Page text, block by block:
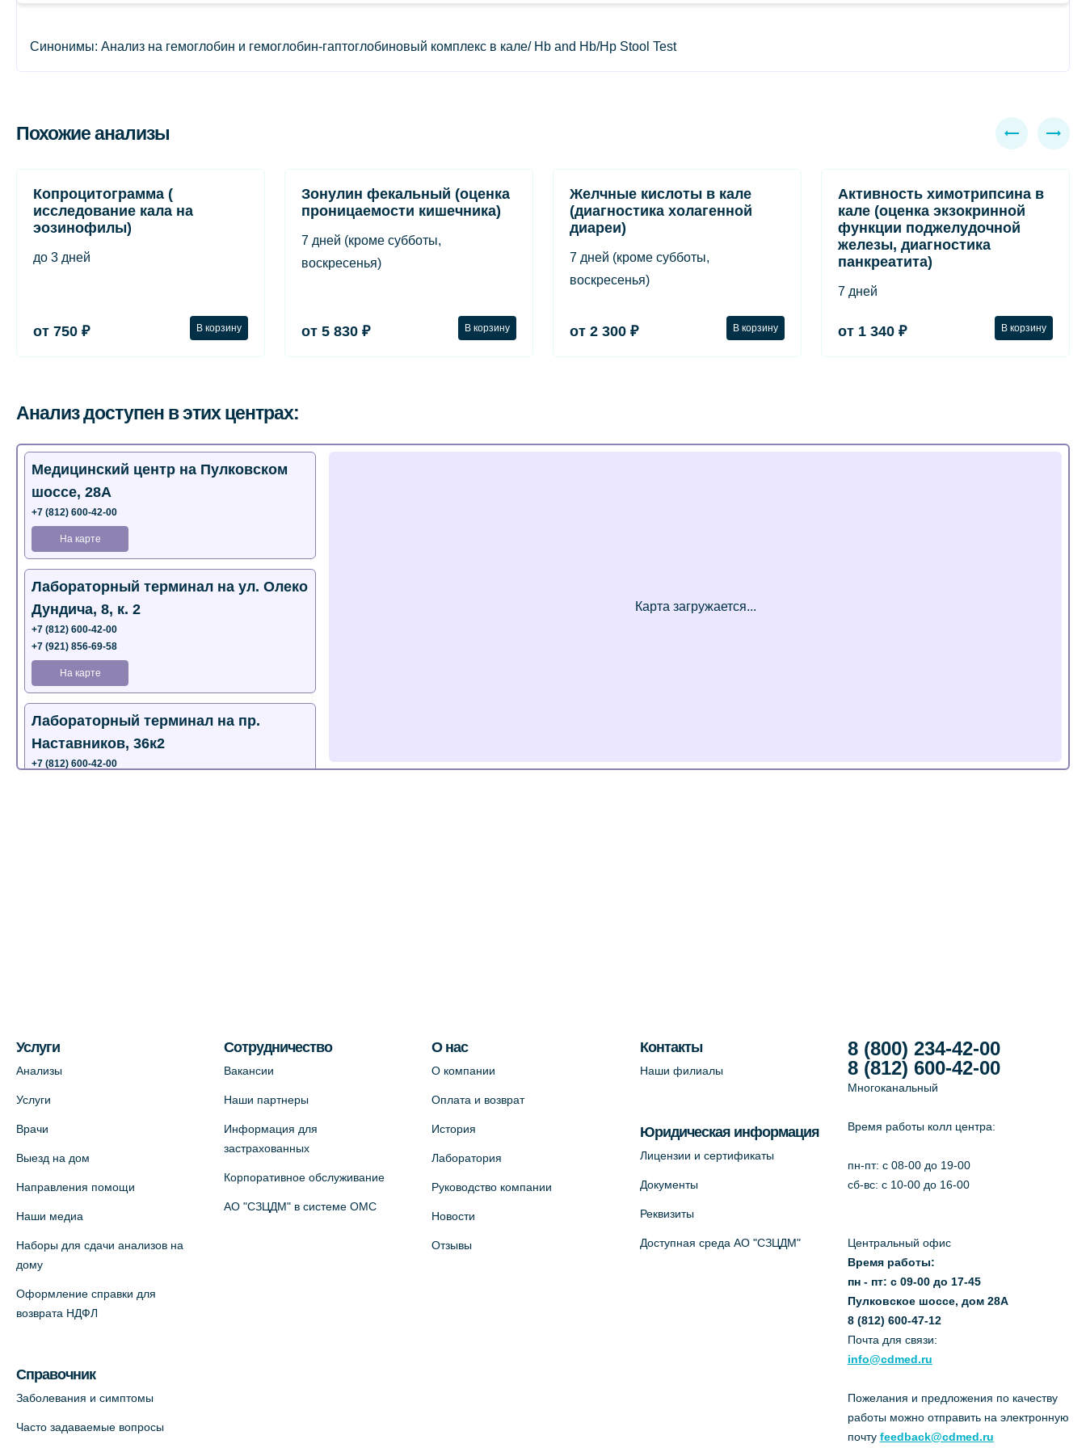
Синонимы: Анализ на гемоглобин и гемоглобин-гаптоглобиновый комплекс в кале/ Hb and Hb/Hp Stool Test
Похожие анализы
Копроцитограмма (
исследование кала на
эозинофилы)
до 3 дней
от 750 ₽ В корзину
Зонулин фекальный (оценка
проницаемости кишечника)
7 дней (кроме субботы,
воскресенья)
от 5 830 ₽ В корзину
Желчные кислоты в кале
(диагностика холагенной
диареи)
7 дней (кроме субботы,
воскресенья)
от 2 300 ₽ В корзину
Активность химотрипсина в
кале (оценка экзокринной
функции поджелудочной
железы, диагностика
панкреатита)
7 дней
от 1 340 ₽ В корзину
Анализ доступен в этих центрах:
Медицинский центр на Пулковском
шоссе, 28А
+7 (812) 600-42-00
На карте
Лабораторный терминал на ул. Олеко
Дундича, 8, к. 2
+7 (812) 600-42-00
+7 (921) 856-69-58
На карте
Лабораторный терминал на пр.
Наставников, 36к2
+7 (812) 600-42-00
+7 (812) 660-73-69
На карте
партнер)
+7 (812) 660-73-69
На карте
Семейный" (официальный партнер),
Красносельское шоссе, 54, к.3
Услуги
Анализы
Услуги
Врачи
Выезд на дом
Направления помощи
Наши медиа
Наборы для сдачи анализов на
дому
Оформление справки для
возврата НДФЛ
Справочник
Заболевания и симптомы
Часто задаваемые вопросы
Сотрудничество
Вакансии
Наши партнеры
Информация для
застрахованных
Корпоративное обслуживание
АО "СЗЦДМ" в системе ОМС
О нас
О компании
Оплата и возврат
История
Лаборатория
Руководство компании
Новости
Отзывы
Контакты
Наши филиалы
Юридическая информация
Лицензии и сертификаты
Документы
Реквизиты
Доступная среда АО "СЗЦДМ"
8 (800) 234-42-00
8 (812) 600-42-00
Многоканальный
Время работы колл центра:
пн-пт: c 08-00 до 19-00
сб-вс: с 10-00 до 16-00
Центральный офис
Время работы:
пн - пт: с 09-00 до 17-45
Пулковское шоссе, дом 28А
8 (812) 600-47-12
Почта для связи:
info@cdmed.ru
Пожелания и предложения по качеству
работы можно отправить на электронную
почту feedback@cdmed.ru